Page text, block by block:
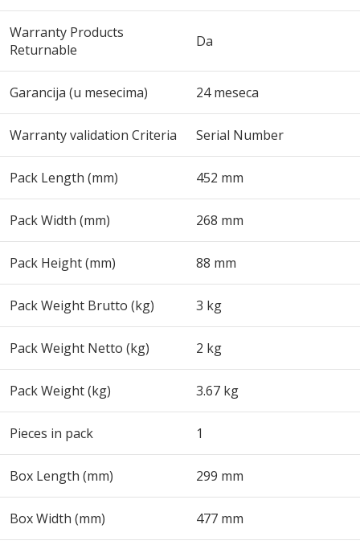
Warranty Products
Returnable
Da
Garancija (u mesecima) 24 meseca
Warranty validation Criteria Serial Number
Pack Length (mm) 452 mm
Pack Width (mm) 268 mm
Pack Height (mm) 88 mm
Pack Weight Brutto (kg) 3 kg
Pack Weight Netto (kg) 2 kg
Pack Weight (kg) 3.67 kg
Pieces in pack 1
Box Length (mm) 299 mm
Box Width (mm) 477 mm